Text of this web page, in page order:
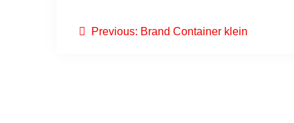
Beitragsnavigation
Previous: Previous
Brand Container klein